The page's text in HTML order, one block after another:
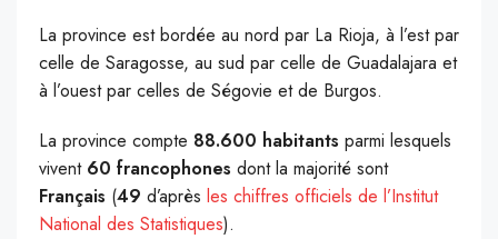
La province est bordée au nord par La Rioja, à l’est par
celle de Saragosse, au sud par celle de Guadalajara et
à l’ouest par celles de Ségovie et de Burgos.
La province compte 88.600 habitants parmi lesquels
vivent 60 francophones dont la majorité sont
Français (49 d’après ​ les chiffres officiels de l’Institut
National des Statistiques​).